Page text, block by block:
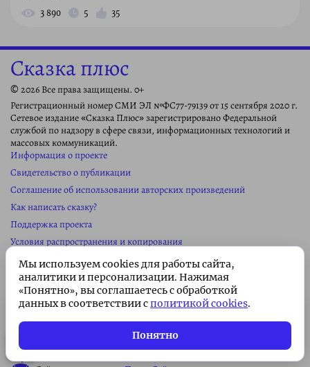
3 890 5 35
Сказка плюс
© 2026 Все права защищены. 0+
Регистрационный номер СМИ ЭЛ №ФС77-79139 от 15 сентября 2020 г.
Сетевое издание «Сказка Плюс» зарегистрировано Федеральной
службой по надзору в сфере связи, информационных технологий и
массовых коммуникаций.
Информация о проекте
Свидетельство о публикации
Соглашение об использовании авторских произведений
Как написать сказку?
Поддержка проекта
Условия распространения и копирования
Политика конфиденциальности
Политика использования cookies
Обратная связь
Колонка редактора
Мы используем cookies для работы сайта,
аналитики и персонализации. Нажимая
«Понятно», вы соглашаетесь с обработкой
данных в соответствии сполитикой cookies.
Понятно